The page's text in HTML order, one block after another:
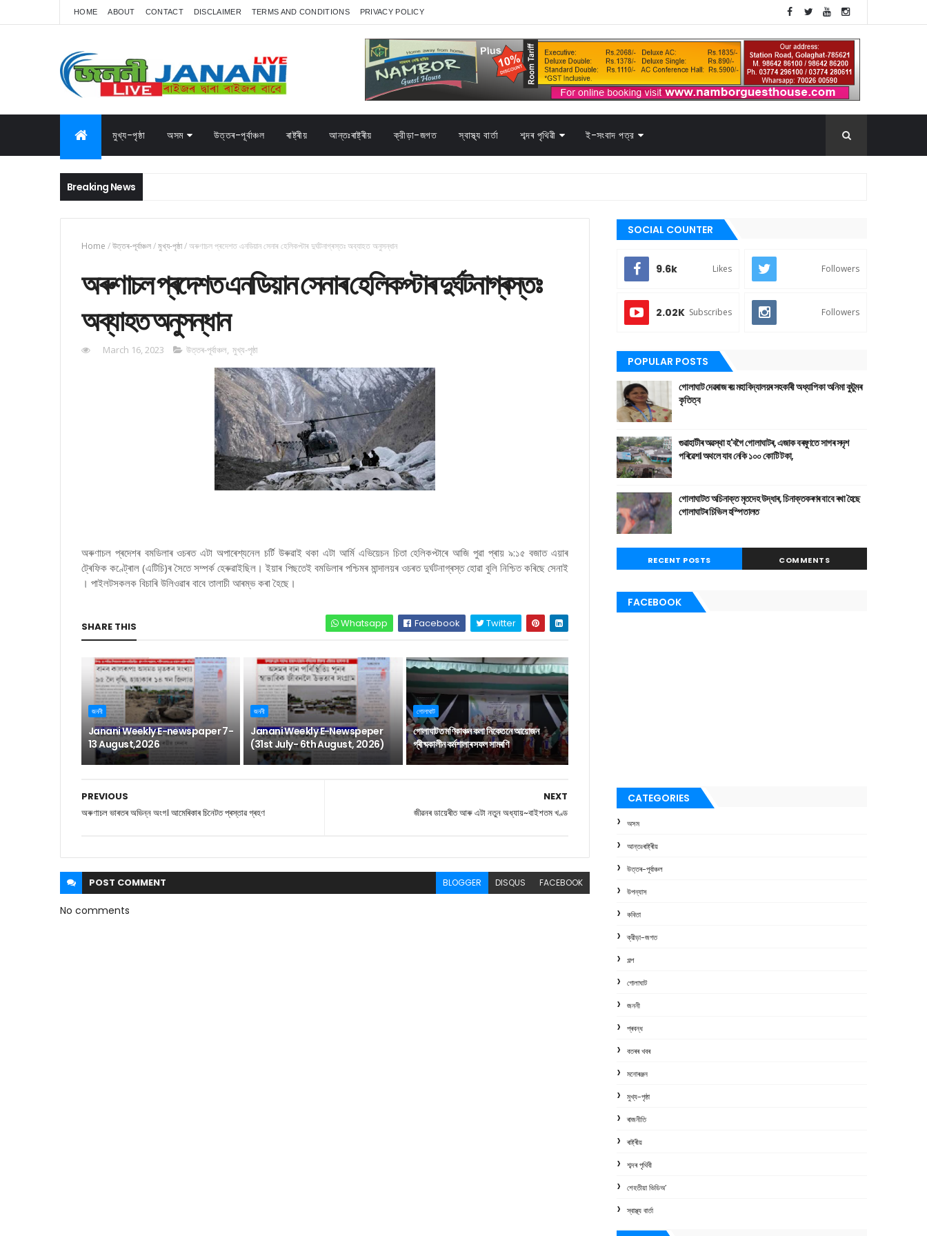
HOME ABOUT CONTACT DISCLAIMER TERMS AND CONDITIONS PRIVACY POLICY
মুখ্য-পৃষ্ঠা অসম উত্তৰ-পূৰ্বাঞ্চল ৰাষ্ট্ৰীয় আন্তঃৰাষ্ট্ৰীয় ক্রীড়া-জগত স্বাস্থ্য বাৰ্তা শব্দৰ পৃথিৱী ই-সংবাদ পত্র
Breaking News
Home /উত্তৰ-পূৰ্বাঞ্চল/মুখ্য-পৃষ্ঠা/অৰুণাচল প্ৰদেশত এনডিয়ান সেনাৰ হেলিকপ্টাৰ দুৰ্ঘটনাগ্ৰস্তঃ অব্যাহত অনুসন্ধান
অৰুণাচল প্ৰদেশত এনডিয়ান সেনাৰ হেলিকপ্টাৰ দুৰ্ঘটনাগ্ৰস্তঃ
অব্যাহত অনুসন্ধান
March 16, 2023 উত্তৰ-পূৰ্বাঞ্চল, মুখ্য-পৃষ্ঠা
অৰুণাচল প্ৰদেশৰ বমডিলাৰ ওচৰত এটা অপাৰেশ্যনেল চৰ্টি উৰুৱাই থকা এটা আৰ্মি এভিয়েচন চিতা হেলিকপ্টাৰে আজি পুৱা প্ৰায় ৯:১৫ বজাত এয়াৰ
ট্ৰেফিক কণ্ট্ৰোল (এটিচি)ৰ সৈতে সম্পৰ্ক হেৰুৱাইছিল। ইয়াৰ পিছতেই বমডিলাৰ পশ্চিমৰ মান্দালয়ৰ ওচৰত দুৰ্ঘটনাগ্ৰস্ত হোৱা বুলি নিশ্চিত কৰিছে সেনাই
। পাইলটসকলক বিচাৰি উলিওৱাৰ বাবে তালাচী আৰম্ভ কৰা হৈছে।
SHARE THIS Whatsapp Facebook Twitter
জননী
Janani Weekly E-newspaper 7-
13 August,2026
জননী
Janani Weekly E-Newspeper
(31st July- 6th August, 2026)
গোলাঘাট
গোলাঘাটত মণিকাঞ্চন কলা নিকেতনে আয়োজন
গ্ৰীষ্মকালীন কৰ্মশালাৰ সফল সামৰণি
NEXT
জীৱনৰ ডায়েৰীত আৰু এটা নতুন অধ্যায়~বাইশতম খণ্ড
PREVIOUS
অৰুণাচল ভাৰতৰ অভিন্ন অংগ। আমেৰিকাৰ চিনেটত প্ৰস্তাৱ গ্ৰহণ
POST COMMENT BLOGGER DISQUS FACEBOOK
No comments
SOCIAL COUNTER
9.6k Likes Followers
2.02K Subscribes Followers
POPULAR POSTS
গোলাঘাট দেৱৰাজ ৰয় মহাবিদ্যালয়ৰ সহকাৰী অধ্যাপিকা অনিমা কুটুমৰ
কৃতিত্ব
গুৱাহাটীৰ অৱস্থা হ'বগৈ গোলাঘাটৰ, এজাক বৰষুণতে সাগৰ সদৃশ
পৰিৱেশ। অথলে যাব নেকি ১০০ কোটি টকা,
গোলাঘাটত অচিনাক্ত মৃতদেহ উদ্ধাৰ, চিনাক্তকৰণৰ বাবে ৰখা হৈছে
গোলাঘাটৰ চিভিল হস্পিতালত
RECENT POSTS COMMENTS
FACEBOOK
CATEGORIES
অসম
আন্তঃৰাষ্ট্ৰীয়
উত্তৰ-পূৰ্বাঞ্চল
উপন্যাস
কবিতা
ক্রীড়া-জগত
গল্প
গোলাঘাট
জননী
প্ৰবন্ধ
বতৰৰ খবৰ
মনোৰঞ্জন
মুখ্য-পৃষ্ঠা
ৰাজনীতি
ৰাষ্ট্ৰীয়
শব্দৰ পৃথিবী
শেহতীয়া ভিডিঅ’
স্বাস্থ্য বাৰ্তা